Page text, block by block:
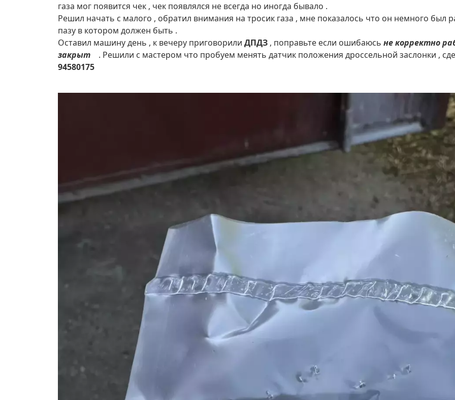
газа мог появится чек , чек появлялся не всегда но иногда бывало .
Решил начать с малого , обратил внимания на тросик газа , мне показалось что он немного был
пазу в котором должен быть .
Оставил машину день , к вечеру приговорили ДПДЗ , поправьте если ошибаюсь не корректно
закрыт
. Решили с мастером что пробуем менять датчик положения дроссельной заслонки ,
94580175